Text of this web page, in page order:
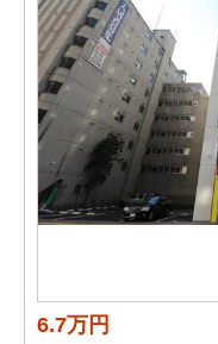
6.7万円